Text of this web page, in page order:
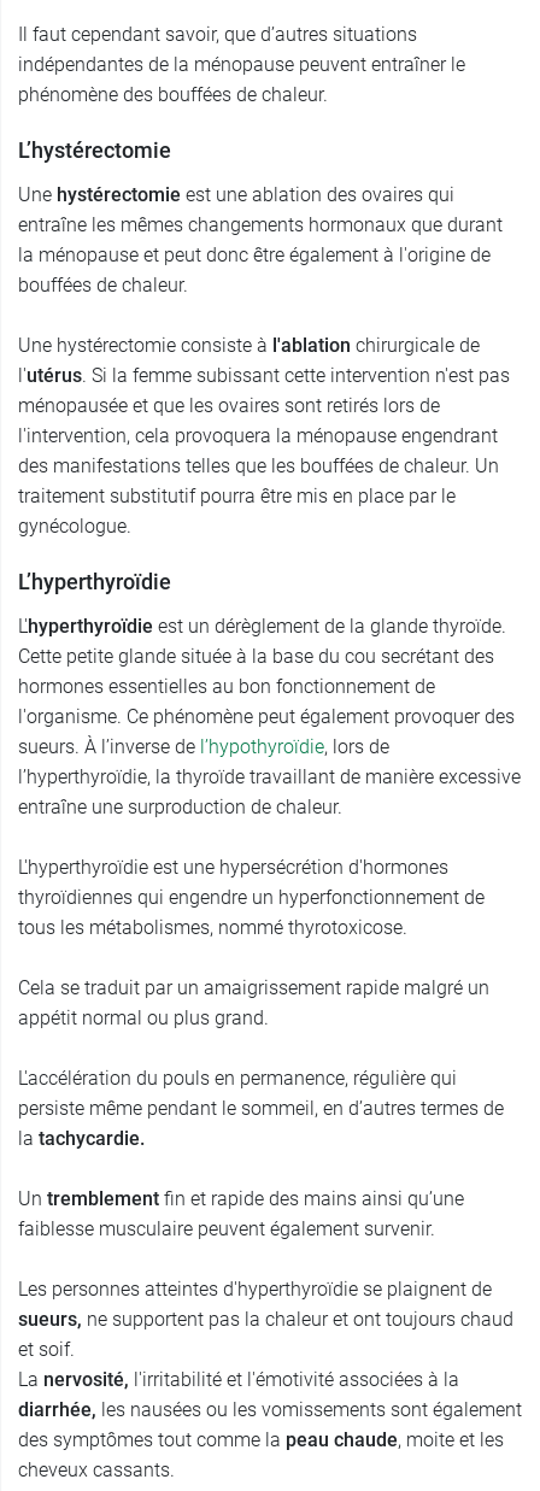
Il faut cependant savoir, que d’autres situations
indépendantes de la ménopause peuvent entraîner le
phénomène des bouffées de chaleur.
L’hystérectomie
Une hystérectomie est une ablation des ovaires qui
entraîne les mêmes changements hormonaux que durant
la ménopause et peut donc être également à l'origine de
bouffées de chaleur.
Une hystérectomie consiste à l'ablation chirurgicale de
l'utérus. Si la femme subissant cette intervention n'est pas
ménopausée et que les ovaires sont retirés lors de
l'intervention, cela provoquera la ménopause engendrant
des manifestations telles que les bouffées de chaleur. Un
traitement substitutif pourra être mis en place par le
gynécologue.
L’hyperthyroïdie
L'hyperthyroïdie est un dérèglement de la glande thyroïde.
Cette petite glande située à la base du cou secrétant des
hormones essentielles au bon fonctionnement de
l'organisme. Ce phénomène peut également provoquer des
sueurs. À l’inverse de l’hypothyroïdie, lors de
l’hyperthyroïdie, la thyroïde travaillant de manière excessive
entraîne une surproduction de chaleur.
L'hyperthyroïdie est une hypersécrétion d'hormones
thyroïdiennes qui engendre un hyperfonctionnement de
tous les métabolismes, nommé thyrotoxicose.
Cela se traduit par un amaigrissement rapide malgré un
appétit normal ou plus grand.
L'accélération du pouls en permanence, régulière qui
persiste même pendant le sommeil, en d’autres termes de
la tachycardie.
Un tremblement fin et rapide des mains ainsi qu’une
faiblesse musculaire peuvent également survenir.
Les personnes atteintes d'hyperthyroïdie se plaignent de
sueurs, ne supportent pas la chaleur et ont toujours chaud
et soif.
La nervosité, l'irritabilité et l'émotivité associées à la
diarrhée, les nausées ou les vomissements sont également
des symptômes tout comme la peau chaude, moite et les
cheveux cassants.